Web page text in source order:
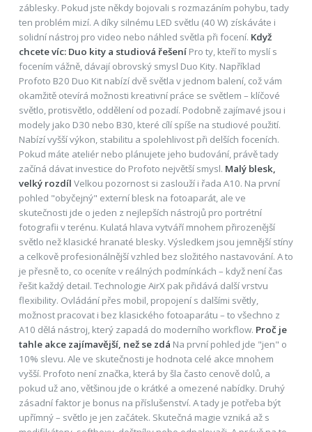
záblesky. Pokud jste někdy bojovali s rozmazáním pohybu, tady
ten problém mizí. A díky silnému LED světlu (40 W) získáváte i
solidní nástroj pro video nebo náhled světla při focení. Když
chcete víc: Duo kity a studiová řešeníPro ty, kteří to myslí s
focením vážně, dávají obrovský smysl Duo Kity. Například
Profoto B20 Duo Kit nabízí dvě světla v jednom balení, což vám
okamžitě otevírá možnosti kreativní práce se světlem – klíčové
světlo, protisvětlo, oddělení od pozadí. Podobně zajímavé jsou i
modely jako D30 nebo B30, které cílí spíše na studiové použití.
Nabízí vyšší výkon, stabilitu a spolehlivost při delších foceních.
Pokud máte ateliér nebo plánujete jeho budování, právě tady
začíná dávat investice do Profoto největší smysl. Malý blesk,
velký rozdíl Velkou pozornost si zaslouží i řada A10. Na první
pohled "obyčejný" externí blesk na fotoaparát, ale ve
skutečnosti jde o jeden z nejlepších nástrojů pro portrétní
fotografii v terénu. Kulatá hlava vytváří mnohem přirozenější
světlo než klasické hranaté blesky. Výsledkem jsou jemnější stíny
a celkově profesionálnější vzhled bez složitého nastavování. A to
je přesně to, co oceníte v reálných podmínkách – když není čas
řešit každý detail. Technologie AirX pak přidává další vrstvu
flexibility. Ovládání přes mobil, propojení s dalšími světly,
možnost pracovat i bez klasického fotoaparátu – to všechno z
A10 dělá nástroj, který zapadá do moderního workflow. Proč je
tahle akce zajímavější, než se zdá Na první pohled jde "jen" o
10% slevu. Ale ve skutečnosti je hodnota celé akce mnohem
vyšší. Profoto není značka, která by šla často cenově dolů, a
pokud už ano, většinou jde o krátké a omezené nabídky. Druhý
zásadní faktor je bonus na příslušenství. A tady je potřeba být
upřímný – světlo je jen začátek. Skutečná magie vzniká až s